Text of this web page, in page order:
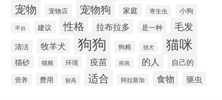
宠物 宠物店 宠物狗 家庭 寄生虫 小狗
平台 建议 性格 拉布拉多 是一种 毛发
清洁 牧羊犬 狗狗 狗粮 猎犬 猫咪
猫砂 猫粮 环境 疫苗 疾病 的人 自己的
营养 费用 较高 适合 阿拉斯加 食物 驱虫